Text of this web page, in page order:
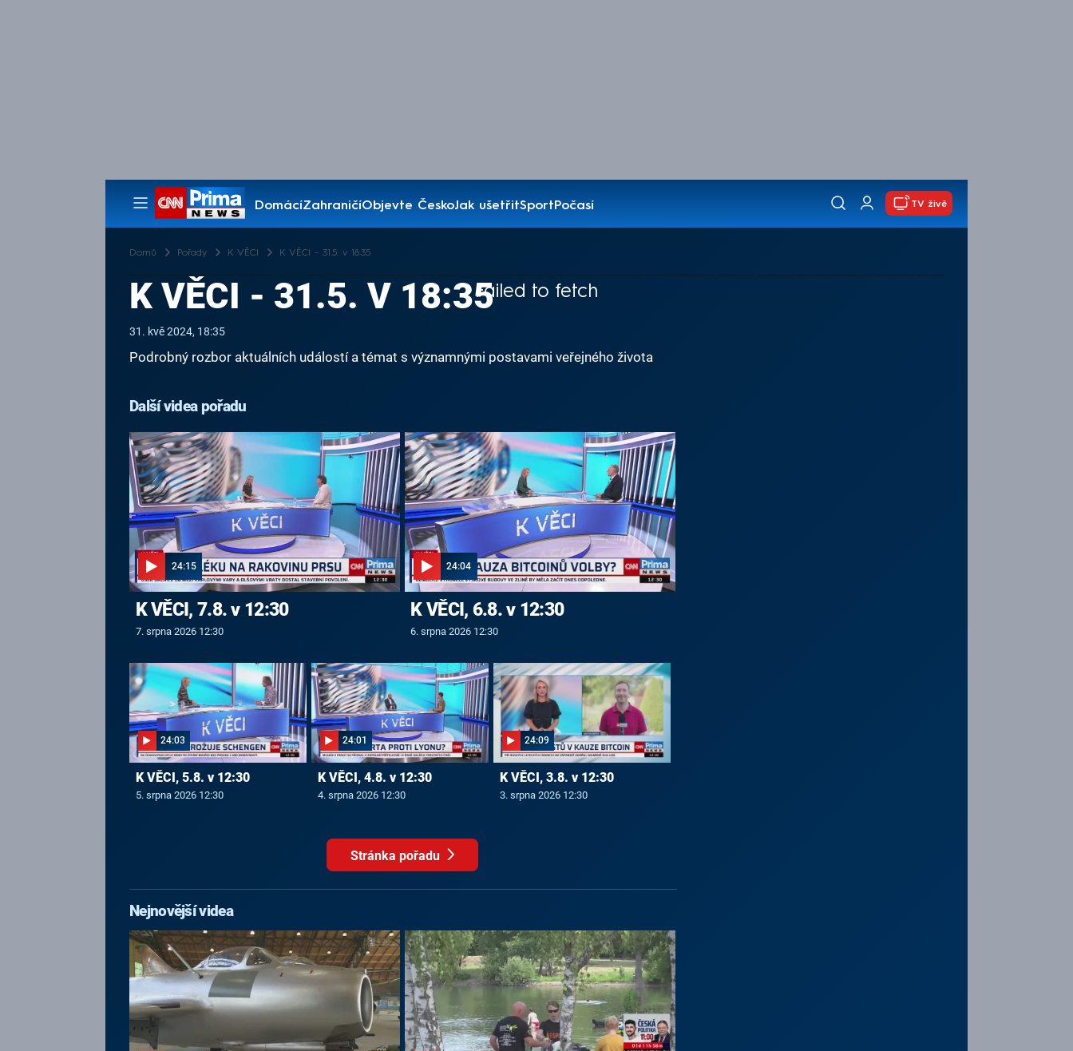
DomácíZahraničíObjevte ČeskoJak ušetřitSportPočasí
Pořady
TV živě
Domů Pořady K VĚCI K VĚCI - 31.5. v 18:35
Failed to fetch
K VĚCI - 31.5. V 18:35
31. kvě 2024, 18:35
Podrobný rozbor aktuálních událostí a témat s významnými postavami veřejného života
Další videa pořadu
24:15
K VĚCI, 7.8. v 12:30
7. srpna 2026 12:30
24:04
K VĚCI, 6.8. v 12:30
6. srpna 2026 12:30
24:03
K VĚCI, 5.8. v 12:30
5. srpna 2026 12:30
24:01
K VĚCI, 4.8. v 12:30
4. srpna 2026 12:30
24:09
K VĚCI, 3.8. v 12:30
3. srpna 2026 12:30
Stránka pořadu
Nejnovější videa